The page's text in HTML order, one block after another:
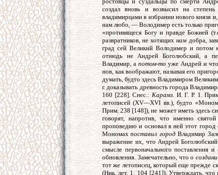
создал вновь и возвысил на
владимирцами в избрании нового князя
нам любо, — Володимер есть только
«противящеся Богу и правде Божией
развратников, не хотящихнам добра,
град сей Великий Володимер и потом
отнюдь не Андрей Боголюбский, а
Владимир, а потом-то уже Андрей и
нов, как воображают, называя его
думать, будто здесь Владимиром
г. доказывать древность города
160 [228]. Снес.: Карамз. И. Г. Р. 1.
летописей (XV—XVI вв.), будто
Прим. 238 [148]), не может иметь здесь
говорят, напротив, что именно
проповедию и основал в ней этот
Мономахпоставил городВладимир
выражение их, что Андрей
смысле первоначального поставления
обновления. Замечательно, что о
тот же летописец, который еще прежде
(Ник. лет. 1. 104 [241]). Утверждать,